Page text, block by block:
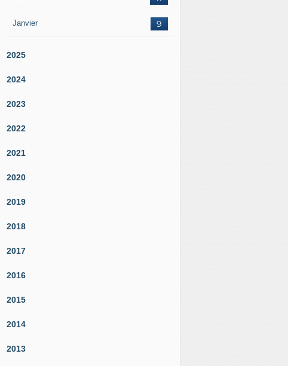
Janvier 9
2025
2024
2023
2022
2021
2020
2019
2018
2017
2016
2015
2014
2013